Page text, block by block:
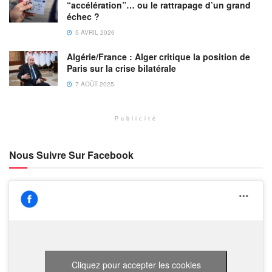
“accélération”… ou le rattrapage d’un grand
échec ?
5 AVRIL 2026
Algérie/France : Alger critique la position de
Paris sur la crise bilatérale
7 AOÛT 2025
Publicité
Nous Suivre Sur Facebook
Cliquez pour accepter les cookies